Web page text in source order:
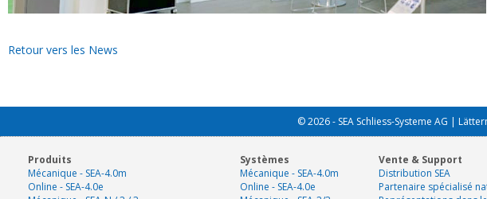
Retour vers les News
© 2026 - SEA Schliess-Systeme AG |
Produits
Mécanique - SEA-4.0m
Online - SEA-4.0e
Systèmes
Mécanique - SEA-4.0m
Online - SEA-4.0e
Vente & Support
Distribution SEA
Partenaire spécialisé